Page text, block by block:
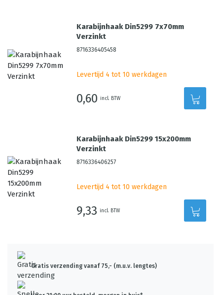
Karabijnhaak Din5299 7x70mm
Verzinkt
8716336405458
Levertijd 4 tot 10 werkdagen
0,60 incl. BTW
Karabijnhaak Din5299 15x200mm
Verzinkt
8716336406257
Levertijd 4 tot 10 werkdagen
9,33 incl. BTW
Gratis verzending vanaf 75,- (m.u.v. lengtes)